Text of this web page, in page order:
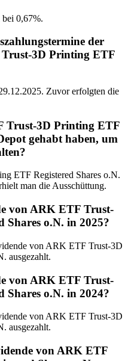
0,67%.
der
3D Printing ETF
Zuvor erfolgten die
Trust-3D Printing ETF
gehabt haben, um
ETF Registered Shares o.N.
man die Ausschüttung.
von ARK ETF Trust-
Shares o.N. in 2025?
von ARK ETF Trust-3D
ausgezahlt.
von ARK ETF Trust-
Shares o.N. in 2024?
von ARK ETF Trust-3D
ausgezahlt.
von ARK ETF